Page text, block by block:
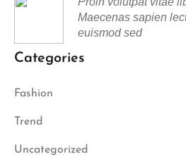
Maecenas sapien
euismod sed
Categories
Fashion
Trend
Uncategorized